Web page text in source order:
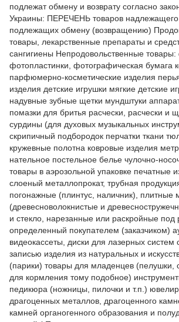
подлежат обмену и возврату согласно
Украины: ПЕРЕЧЕНЬ товаров надлежащего
подлежащих обмену (возвращению)
товары, лекарственные препараты и
сангигиены Непродовольственные товары:
фотопластинки, фотографическая бумага
парфюмерно-косметические изделия
изделия детские игрушки мягкие детские
надувные зубные щетки мундштуки
помазки для бритья расчески, расчески и
сурдины (для духовых музыкальных
скрипичный подбородок перчатки ткани
кружевные полотна ковровые изделия
нательное постельное белье чулочно-
товары в аэрозольной упаковке печатные
слоеный металлопрокат, трубная
погонажные (плинтус, наличник), плитные
(древесноволокнистые и
и стекло, нарезанные или раскройные под
определенный покупателем (заказчиком)
видеокассеты, диски для лазерных систем
записью изделия из натуральных и
(парики) товары для младенцев (пелушки,
для кормления тому подобное)
педикюра (ножницы, пилочки и т.п.)
драгоценных металлов, драгоценного
камней органогенного образования и